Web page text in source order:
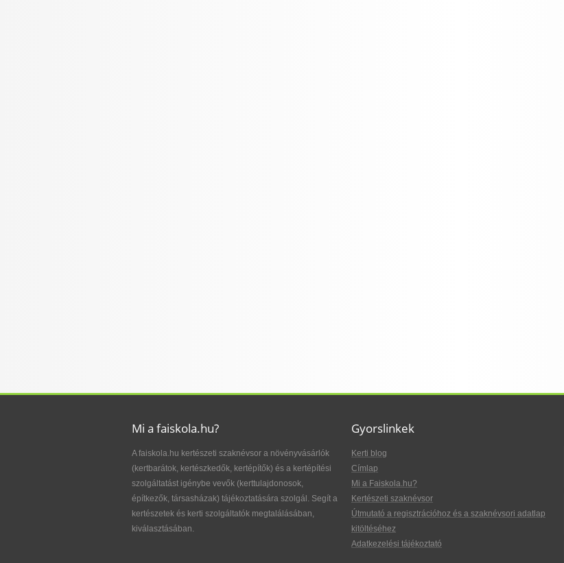
Mi a faiskola.hu?
A faiskola.hu kertészeti szaknévsor a növényvásárlók
(kertbarátok, kertészkedők, kertépítők) és a kertépítési
szolgáltatást igénybe vevők (kerttulajdonosok,
építkezők, társasházak) tájékoztatására szolgál. Segít a
kertészetek és kerti szolgáltatók megtalálásában,
kiválasztásában.
Gyorslinkek
Kerti blog
Címlap
Mi a Faiskola.hu?
Kertészeti szaknévsor
Útmutató a regisztrációhoz és a szaknévsori adatlap
kitöltéséhez
Adatkezelési tájékoztató